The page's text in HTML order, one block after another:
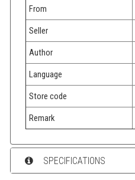
From
Seller
Author
Language
Store code
Remark
SPECIFICATIONS